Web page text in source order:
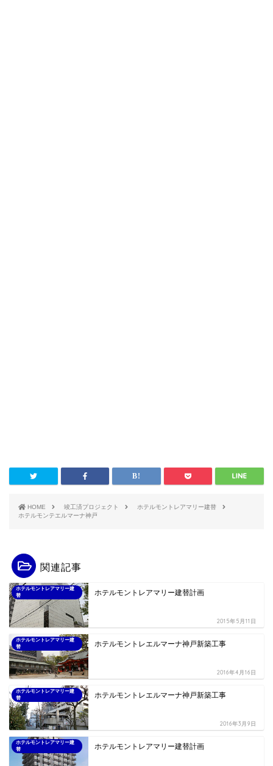
HOME 竣工済プロジェクト
ホテルモントレアマリー建替
ホテルモンテエルマーナ神戸
関連記事
ホテルモントレアマリー建
替
ホテルモントレアマリー建替計画
2015年5月11日
ホテルモントレアマリー建
替
ホテルモントレエルマーナ神戸新築工事
2016年4月16日
ホテルモントレアマリー建
替
ホテルモントレエルマーナ神戸新築工事
2016年3月9日
ホテルモントレアマリー建
替
ホテルモントレアマリー建替計画